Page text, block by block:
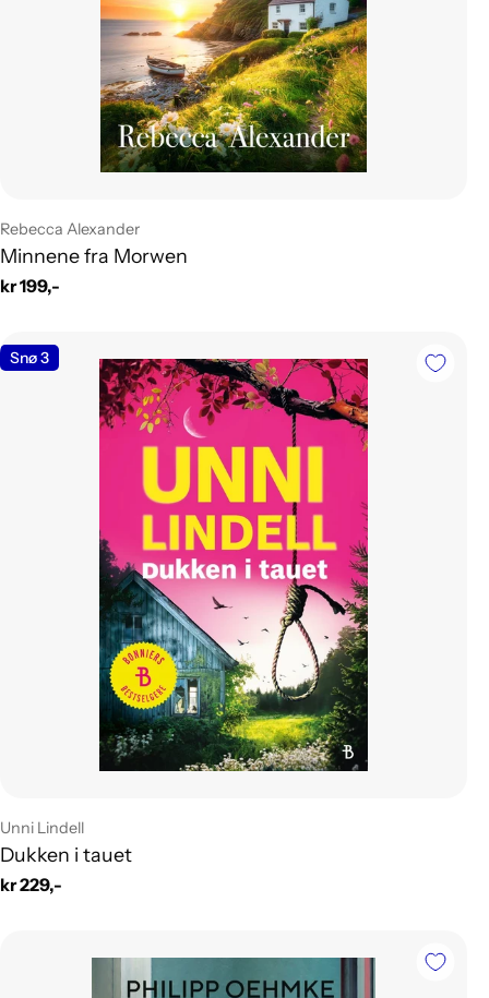
Leverandør:
Rebecca Alexander
Minnene fra Morwen
Vanlig
kr 199,-
Snø 3
Leverandør:
Unni Lindell
Dukken i tauet
Vanlig
kr 229,-